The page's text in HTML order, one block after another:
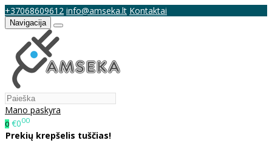
+37068609612 info@amseka.lt Kontaktai
Navigacija
Mano paskyra
0 €000
Prekių krepšelis tuščias!